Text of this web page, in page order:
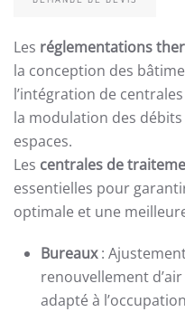
Les réglementations
la conception des
l’intégration de
la modulation des débits
espaces.
Les centrales de
essentielles pour
optimale et une
Bureaux:
renouvellement
adapté à